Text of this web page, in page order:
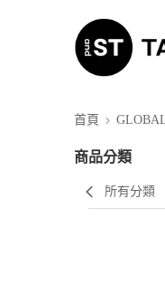
首頁
商品分類
所有分類